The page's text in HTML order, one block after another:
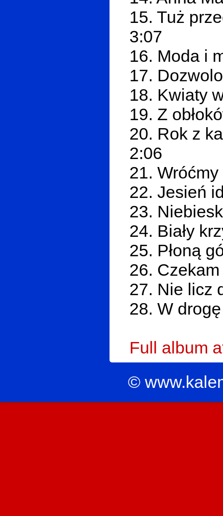
15. Tuż
3:07
16. Moda i
17.
18. Kwiaty
19. Z
20. Rok z
2:06
21.
22. Jesień
23.
24. Biały
25. Płoną
26.
27. Nie licz
28. W
Full album
©